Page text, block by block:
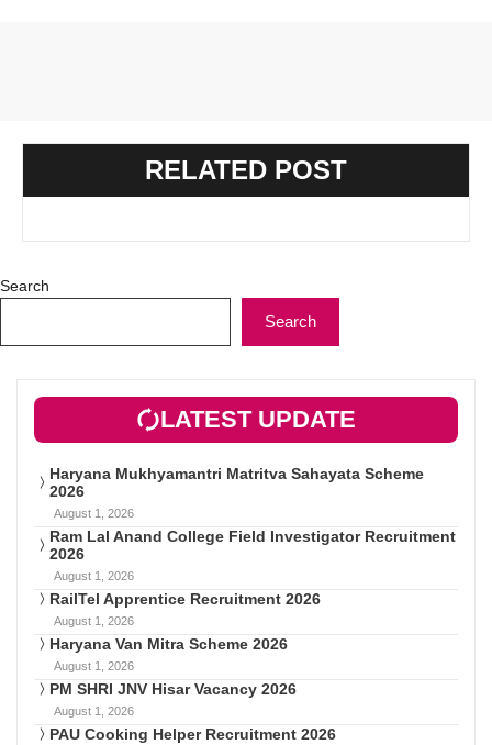
RELATED POST
Search
Search
LATEST UPDATE
Haryana Mukhyamantri Matritva Sahayata Scheme
2026
August 1, 2026
Ram Lal Anand College Field Investigator Recruitment
2026
August 1, 2026
RailTel Apprentice Recruitment 2026
August 1, 2026
Haryana Van Mitra Scheme 2026
August 1, 2026
PM SHRI JNV Hisar Vacancy 2026
August 1, 2026
PAU Cooking Helper Recruitment 2026